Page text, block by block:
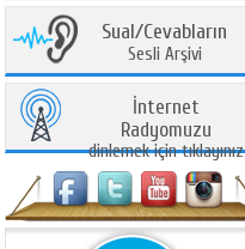
Sual/Cevabların
Sesli Arşivi
İnternet
Radyomuzu
dinlemek için tıklayınız